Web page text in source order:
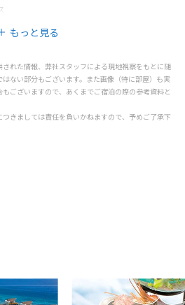
もっと見る
れた情報、弊社スタッフによる現地視察をもとに随
ない部分もございます。また画像（特に部屋）も実
ございますので、あくまでご宿泊の際の参考資料と
きましては責任を負いかねますので、予めご了承下